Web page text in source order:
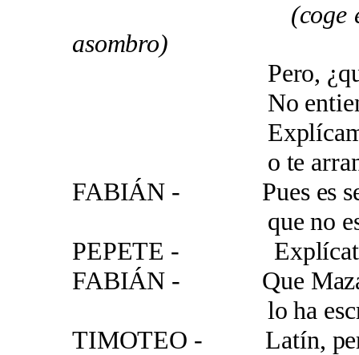
(coge el mapa y
asombro)
Pero, ¿que es
No entiendo
Explícame lo
o te arranco
FABIÁN - Pues es
que no está
PEPETE - Explícate,
FABIÁN - Que
lo ha escrito
TIMOTEO - Latín, pero